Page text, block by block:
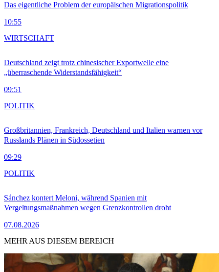
Das eigentliche Problem der europäischen Migrationspolitik
10:55
Deutschland zeigt trotz chinesischer Exportwelle eine
„überraschende Widerstandsfähigkeit“
09:51
WIRTSCHAFT
Großbritannien, Frankreich, Deutschland und Italien warnen vor
Russlands Plänen in Südossetien
09:29
POLITIK
Sánchez kontert Meloni, während Spanien mit
Vergeltungsmaßnahmen wegen Grenzkontrollen droht
07.08.2026
POLITIK
MEHR AUS DIESEM BEREICH